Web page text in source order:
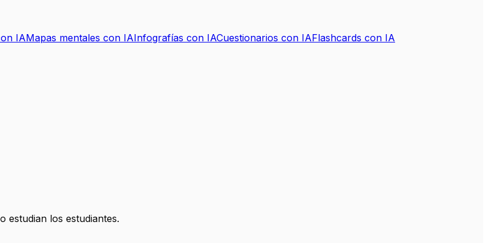
IAMapas mentales con IAInfografías con IACuestionarios con IAFlashcards con IA
estudian los estudiantes.